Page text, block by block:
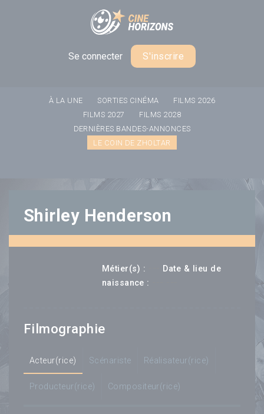
Se connecter S'inscrire
À LA UNE SORTIES CINÉMA
FILMS 2026
FILMS 2027
FILMS 2028
DERNIÈRES BANDES-ANNONCES
LE COIN DE ZHOLTAR
Shirley Henderson
Métier(s) :
Date & lieu de
naissance :
Filmographie
Acteur(rice) Scénariste Réalisateur(rice)
Producteur(rice) Compositeur(rice)
Panneau de gestion des cookies